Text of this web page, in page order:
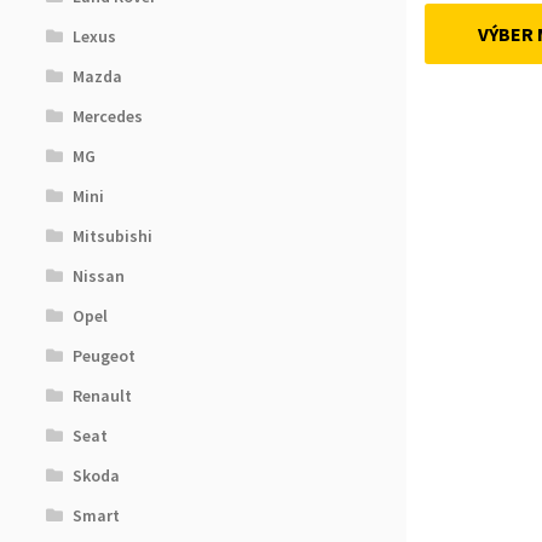
Lexus
Mazda
Mercedes
MG
Mini
Mitsubishi
Nissan
Opel
Peugeot
Renault
Seat
Skoda
Smart
VÝBER